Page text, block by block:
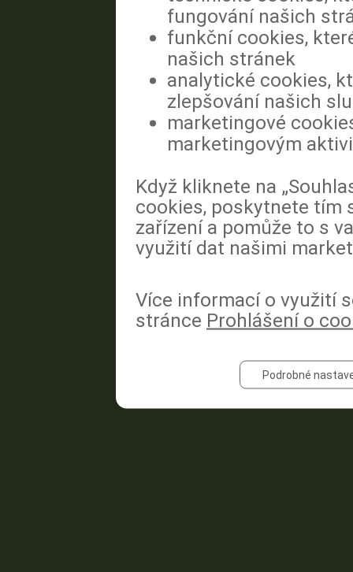
fungování našich
funkční cookies,
našich stránek
analytické cookies,
zlepšování našich
marketingové
marketingovým
Když kliknete na
cookies, poskytnete tím
zařízení a pomůže to s
využití dat našimi
Více informací o využití
stránce Prohlášení o
Podrobné